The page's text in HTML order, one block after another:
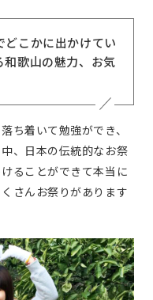
どこかに出かけてい
和歌山の魅力、お気
ち着いて勉強ができ、
、日本の伝統的なお祭
ることができて本当に
さんお祭りがあります